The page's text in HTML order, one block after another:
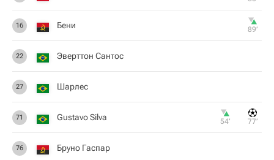
16 Бени 89‎’‎
22 Эверттон Сантос
27 Шарлес
71 Gustavo Silva 54‎’‎ 77‎’‎
76 Бруно Гаспар